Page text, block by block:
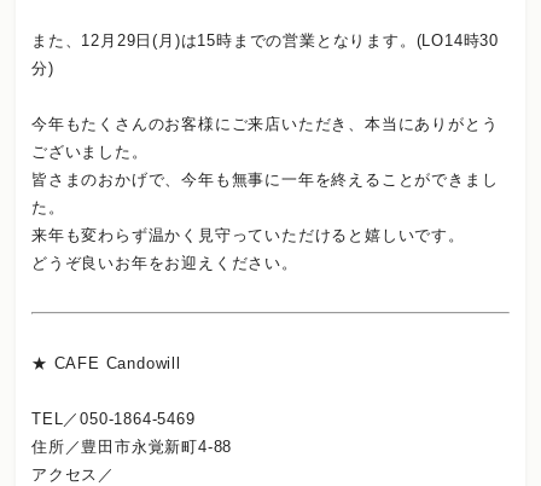
また、12月29日(月)は15時までの営業となります。(LO14時30
分)
今年もたくさんのお客様にご来店いただき、本当にありがとう
ございました。
皆さまのおかげで、今年も無事に一年を終えることができまし
た。
来年も変わらず温かく見守っていただけると嬉しいです。
どうぞ良いお年をお迎えください。
★ CAFE Candowill
TEL／050-1864-5469
住所／豊田市永覚新町4-88
アクセス／